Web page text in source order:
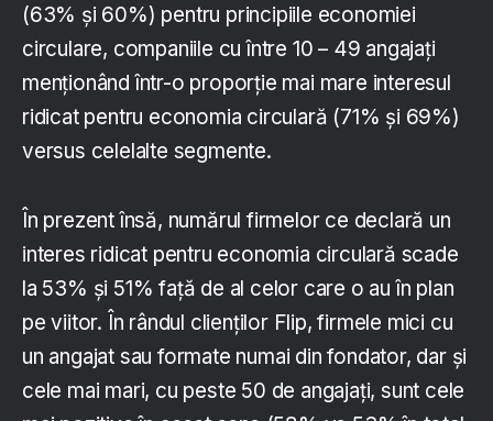
(63% și 60%) pentru principiile economiei
circulare, companiile cu între 10 – 49 angajați
menționând într-o proporție mai mare interesul
ridicat pentru economia circulară (71% și 69%)
versus celelalte segmente.
În prezent însă, numărul firmelor ce declară un
interes ridicat pentru economia circulară scade
la 53% și 51% față de al celor care o au în plan
pe viitor. În rândul clienților Flip, firmele mici cu
un angajat sau formate numai din fondator, dar și
cele mai mari, cu peste 50 de angajați, sunt cele